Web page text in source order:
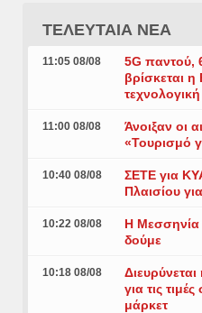
ΤΕΛΕΥΤΑΙΑ ΝΕΑ
11:05 08/08
5G παντού,
βρίσκεται
11:00 08/08
Άνοιξαν οι
«Τουρισμό
10:40 08/08
ΣΕΤΕ για
Πλαισίου
10:22 08/08
Η Μεσσηνία
δούμε
10:18 08/08
για τις
μάρκετ